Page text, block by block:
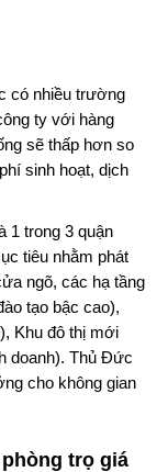
có nhiều trường
ty với hàng
sẽ thấp hơn so
sinh hoạt, dịch
1 trong 3 quận
tiêu nhằm phát
ngõ, các hạ tầng
tạo bậc cao),
Khu đô thị mới
doanh). Thủ Đức
cho không gian
trọ giá